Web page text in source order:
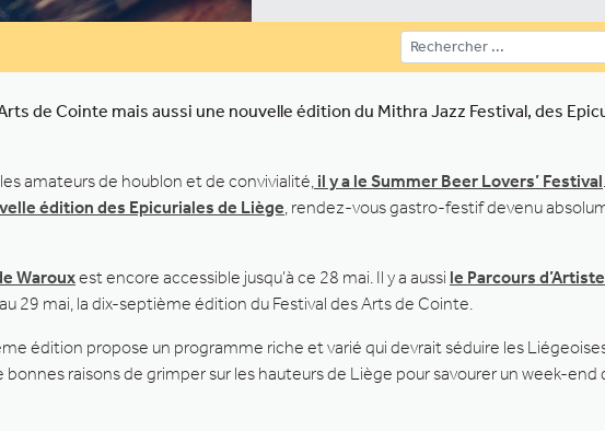
de Cointe mais aussi une nouvelle édition du Mithra Jazz Festival, des
amateurs de houblon et de convivialité, il y a le Summer Beer Lovers’ Festival
édition des Epicuriales de Liège, rendez-vous gastro-festif devenu
Warouxest encore accessible jusqu’à ce 28 mai. Il y a aussi le Parcours
29 mai, la dix-septième édition du Festival des Arts de Cointe.
édition propose un programme riche et varié qui devrait séduire les
raisons de grimper sur les hauteurs de Liège pour savourer un week-